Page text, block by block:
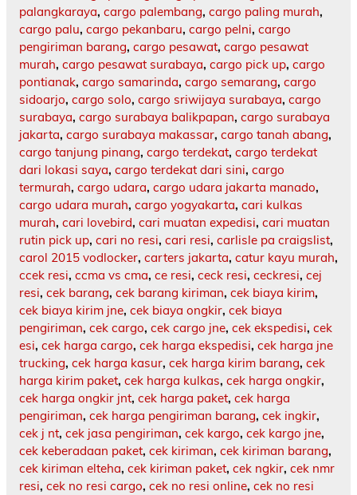
palangkaraya, cargo palembang, cargo paling murah,
cargo palu, cargo pekanbaru, cargo pelni, cargo
pengiriman barang, cargo pesawat, cargo pesawat
murah, cargo pesawat surabaya, cargo pick up, cargo
pontianak, cargo samarinda, cargo semarang, cargo
sidoarjo, cargo solo, cargo sriwijaya surabaya, cargo
surabaya, cargo surabaya balikpapan, cargo surabaya
jakarta, cargo surabaya makassar, cargo tanah abang,
cargo tanjung pinang, cargo terdekat, cargo terdekat
dari lokasi saya, cargo terdekat dari sini, cargo
termurah, cargo udara, cargo udara jakarta manado,
cargo udara murah, cargo yogyakarta, cari kulkas
murah, cari lovebird, cari muatan expedisi, cari muatan
rutin pick up, cari no resi, cari resi, carlisle pa craigslist,
carol 2015 vodlocker, carters jakarta, catur kayu murah,
ccek resi, ccma vs cma, ce resi, ceck resi, ceckresi, cej
resi, cek barang, cek barang kiriman, cek biaya kirim,
cek biaya kirim jne, cek biaya ongkir, cek biaya
pengiriman, cek cargo, cek cargo jne, cek ekspedisi, cek
esi, cek harga cargo, cek harga ekspedisi, cek harga jne
trucking, cek harga kasur, cek harga kirim barang, cek
harga kirim paket, cek harga kulkas, cek harga ongkir,
cek harga ongkir jnt, cek harga paket, cek harga
pengiriman, cek harga pengiriman barang, cek ingkir,
cek j nt, cek jasa pengiriman, cek kargo, cek kargo jne,
cek keberadaan paket, cek kiriman, cek kiriman barang,
cek kiriman elteha, cek kiriman paket, cek ngkir, cek nmr
resi, cek no resi cargo, cek no resi online, cek no resi